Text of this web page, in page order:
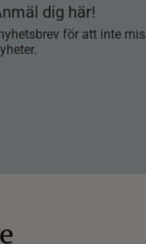
dig här!
för att inte